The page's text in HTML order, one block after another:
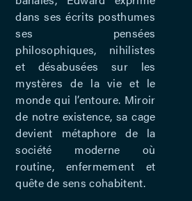
dans ses écrits posthumes
ses pensées
philosophiques, nihilistes
et désabusées sur les
mystères de la vie et le
monde qui l’entoure. Miroir
de notre existence, sa cage
devient métaphore de la
société moderne où
routine, enfermement et
quête de sens cohabitent.